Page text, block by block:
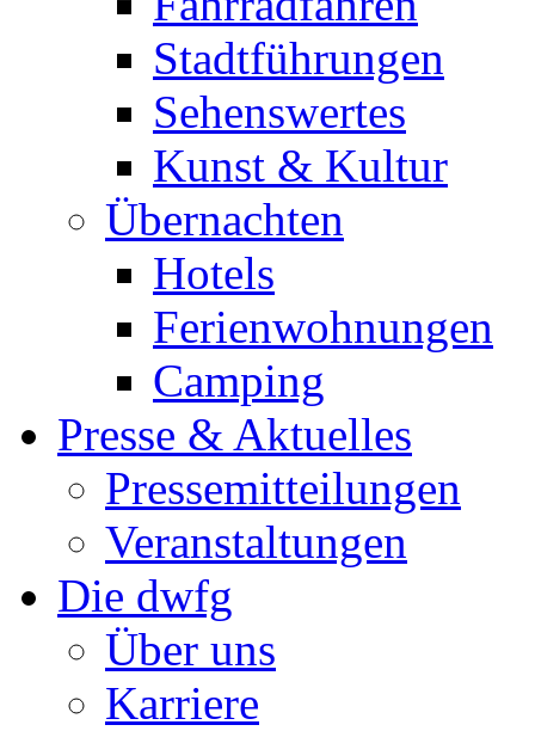
Stadtführungen
Sehenswertes
Kunst & Kultur
Übernachten
Hotels
Ferienwohnungen
Camping
Presse & Aktuelles
Pressemitteilungen
Veranstaltungen
Die dwfg
Über uns
Karriere